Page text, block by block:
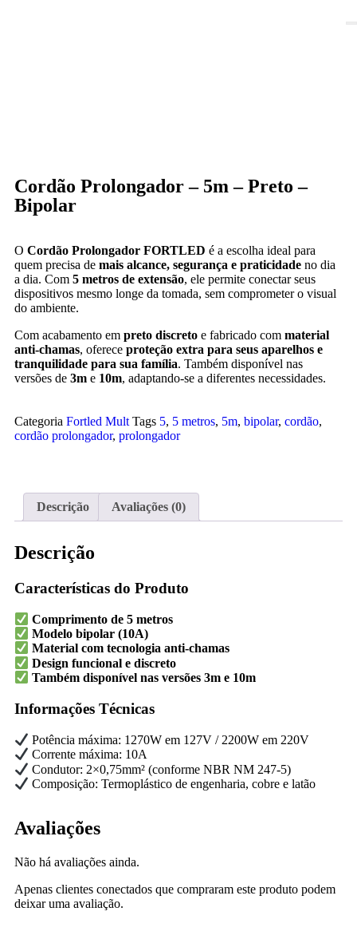
Cordão Prolongador – 5m – Preto –
Bipolar
O Cordão Prolongador FORTLED é a escolha ideal para
quem precisa de mais alcance, segurança e praticidade no dia
a dia. Com 5 metros de extensão, ele permite conectar seus
dispositivos mesmo longe da tomada, sem comprometer o visual
do ambiente.
Com acabamento em preto discreto e fabricado com material
anti-chamas, oferece proteção extra para seus aparelhos e
tranquilidade para sua família. Também disponível nas
versões de 3m e 10m, adaptando-se a diferentes necessidades.
Categoria Fortled Mult Tags 5, 5 metros, 5m, bipolar, cordão,
cordão prolongador, prolongador
Descrição Avaliações (0)
Descrição
Características do Produto
Comprimento de 5 metros
Modelo bipolar (10A)
Material com tecnologia anti-chamas
Design funcional e discreto
Também disponível nas versões 3m e 10m
Informações Técnicas
Potência máxima: 1270W em 127V / 2200W em 220V
Corrente máxima: 10A
Condutor: 2×0,75mm² (conforme NBR NM 247-5)
Composição: Termoplástico de engenharia, cobre e latão
Avaliações
Não há avaliações ainda.
Apenas clientes conectados que compraram este produto podem
deixar uma avaliação.